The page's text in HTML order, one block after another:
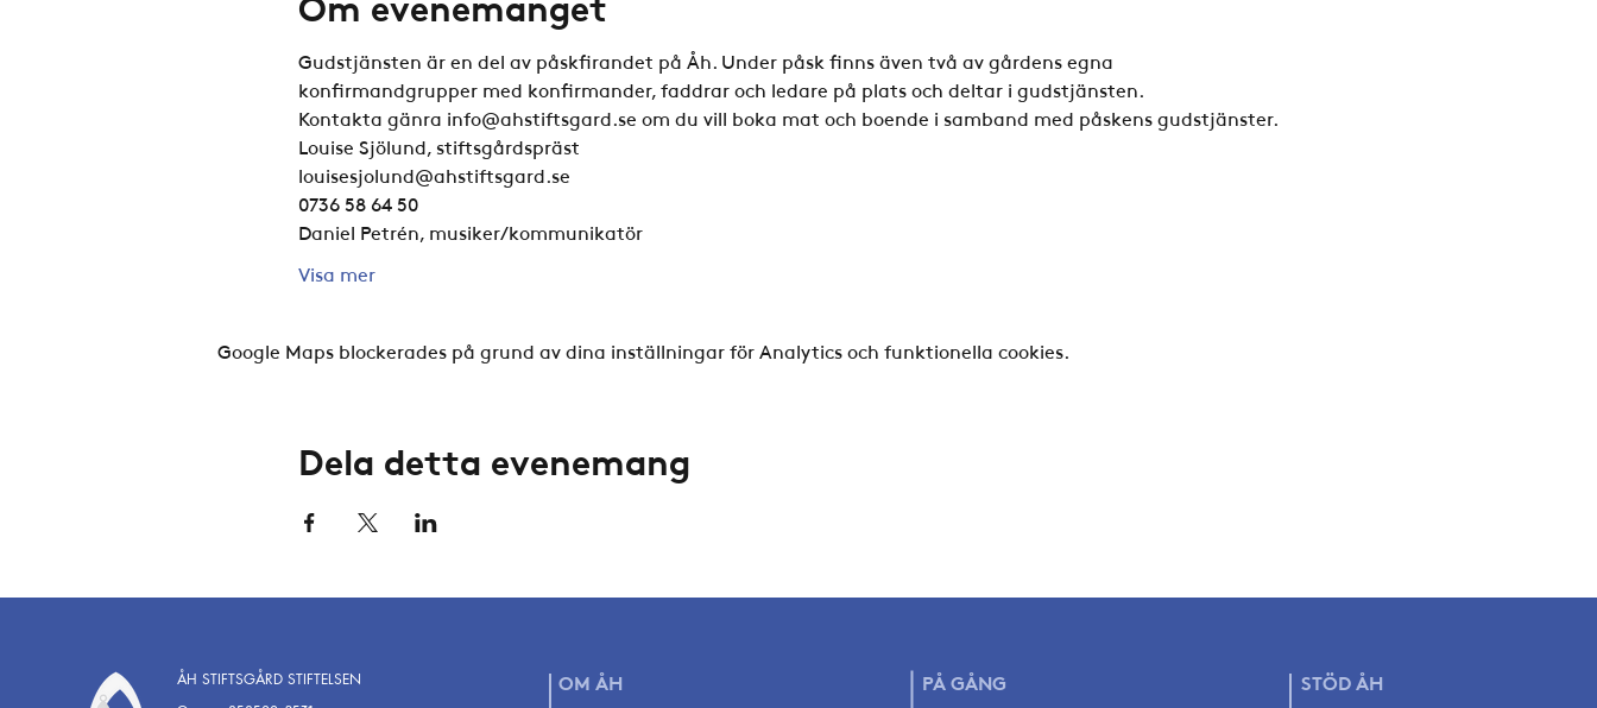
Gudstjänsten är en del av påskfirandet på Åh. Under påsk finns även två av gårdens egna
konfirmandgrupper med konfirmander, faddrar och ledare på plats och deltar i gudstjänsten.
Kontakta gänra info@ahstiftsgard.se om du vill boka mat och boende i samband med påskens gudstjänster.
Louise Sjölund, stiftsgårdspräst
louisesjolund@ahstiftsgard.se
0736 58 64 50
Daniel Petrén, musiker/kommunikatör
Visa mer
Google Maps blockerades på grund av dina inställningar för Analytics och funktionella cookies.
Dela detta evenemang
ÅH STIFTSGÅRD STIFTELSEN OM ÅH PÅGÅNG STÖDÅH